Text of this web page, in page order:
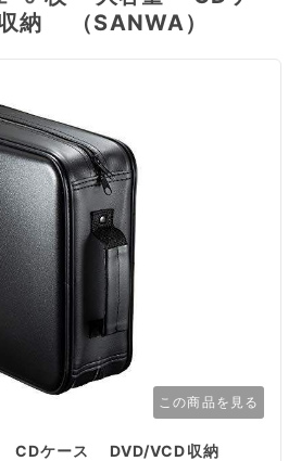
納 （SANWA）
この商品を見る
ケース DVD/VCD収納